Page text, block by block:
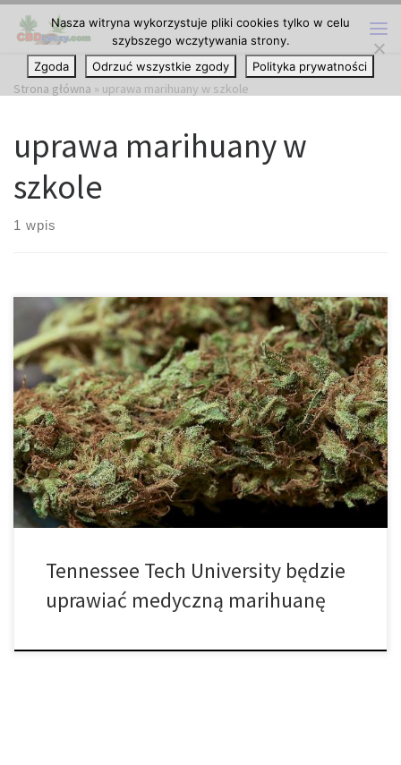
Przejdź do treści
Strona główna » uprawa marihuany w szkole
uprawa marihuany w
szkole
1 wpis
Tennessee Tech ma zamiar stać się drugą szkołą w USA, która
legalnie będzie uprawiać medyczną marihuanę. Uczelnia została
wybrana jako ośrodek dostarczania marihuany do czteroletniego
badania leczenia padaczki, na mocy ustawy, która czeka na
podpis Gubernatora (Bill Haslam). Wniosek, SB 2531, przeszedł na
początku tego miesiąca i ma być wpisany […]
Tennessee Tech University będzie
uprawiać medyczną marihuanę
Nasza witryna wykorzystuje pliki cookies tylko w celu
szybszego wczytywania strony.
Zgoda
Odrzuć wszystkie zgody Polityka prywatności